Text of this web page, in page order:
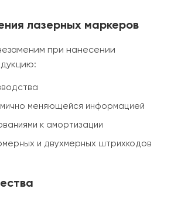
лазерных маркеров
при нанесении
меняющейся информацией
к амортизации
и двухмерных штрихкодов